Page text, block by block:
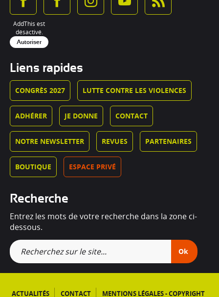
AddThis est
désactivé.
Autoriser
Liens rapides
CONGRÈS 2027 LUTTE CONTRE LES VIOLENCES
ADHÉRER JE DONNE CONTACT
NOTRE NEWSLETTER REVUES PARTENAIRES
BOUTIQUE ESPACE PRIVÉ
Recherche
Entrez les mots de votre recherche dans la zone ci-
dessous.
Ok
ACTUALITÉS CONTACT MENTIONS LÉGALES - COPYRIGHT